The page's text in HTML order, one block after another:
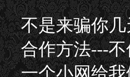
不是来骗你
合作方法---
一个小网给